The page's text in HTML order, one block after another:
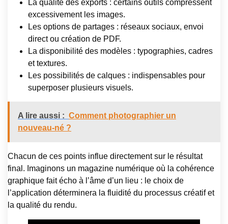
La qualité des exports : certains outils compressent
excessivement les images.
Les options de partages : réseaux sociaux, envoi
direct ou création de PDF.
La disponibilité des modèles : typographies, cadres
et textures.
Les possibilités de calques : indispensables pour
superposer plusieurs visuels.
A lire aussi : Comment photographier un
nouveau-né ?
Chacun de ces points influe directement sur le résultat
final. Imaginons un magazine numérique où la cohérence
graphique fait écho à l’âme d’un lieu : le choix de
l’application déterminera la fluidité du processus créatif et
la qualité du rendu.